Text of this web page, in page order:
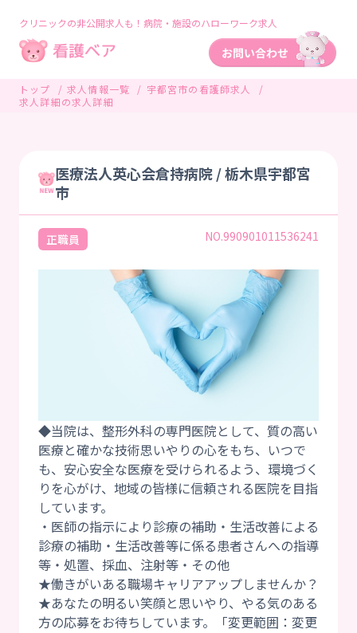
クリニックの非公開求人も！病院・施設のハローワーク求人
トップ 求人情報一覧
宇都宮市の看護師求人
求人詳細の求人詳細
医療法人英心会倉持病院 / 栃木県宇都宮
市
正職員 NO.990901011536241
◆当院は、整形外科の専門医院として、質の高い
医療と確かな技術思いやりの心をもち、いつで
も、安心安全な医療を受けられるよう、環境づく
りを心がけ、地域の皆様に信頼される医院を目指
しています。
・医師の指示により診療の補助・生活改善による
診療の補助・生活改善等に係る患者さんへの指導
等・処置、採血、注射等・その他
★働きがいある職場キャリアアップしませんか？
★あなたの明るい笑顔と思いやり、やる気のある
方の応募をお待ちしています。「変更範囲：変更